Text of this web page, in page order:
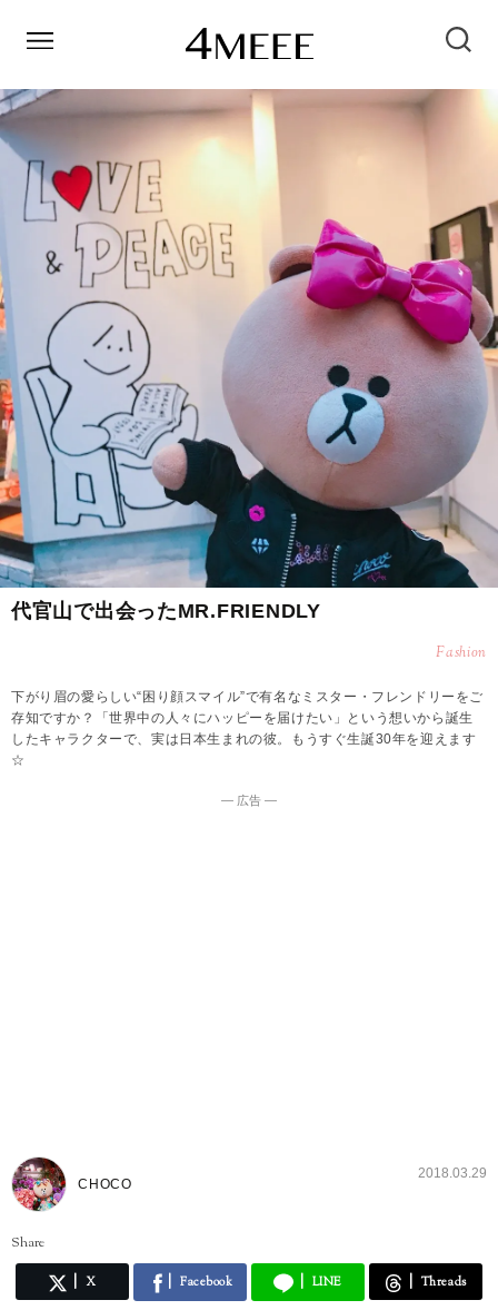
代官山で出会ったMR.FRIENDLY
Fashion
下がり眉の愛らしい“困り顔スマイル”で有名なミスター・フレンドリーをご
存知ですか？「世界中の人々にハッピーを届けたい」という想いから誕生
したキャラクターで、実は日本生まれの彼。もうすぐ生誕30年を迎えます
☆
― 広告 ―
CHOCO
2018.03.29
Share
X Facebook LINE Threads